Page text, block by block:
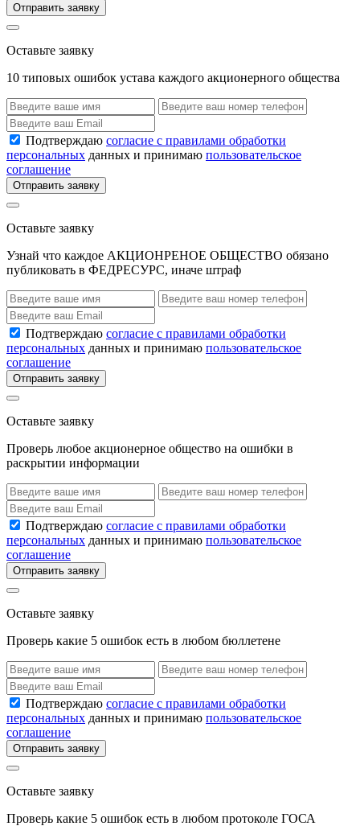
Отправить заявку
Оставьте заявку
10 типовых ошибок устава каждого акционерного общества
Подтверждаю согласие с правилами обработки
персональных данных и принимаю пользовательское
соглашение
Отправить заявку
Оставьте заявку
Узнай что каждое АКЦИОНРЕНОЕ ОБЩЕСТВО обязано
публиковать в ФЕДРЕСУРС, иначе штраф
Подтверждаю согласие с правилами обработки
персональных данных и принимаю пользовательское
соглашение
Отправить заявку
Оставьте заявку
Проверь любое акционерное общество на ошибки в
раскрытии информации
Подтверждаю согласие с правилами обработки
персональных данных и принимаю пользовательское
соглашение
Отправить заявку
Оставьте заявку
Проверь какие 5 ошибок есть в любом бюллетене
Подтверждаю согласие с правилами обработки
персональных данных и принимаю пользовательское
соглашение
Отправить заявку
Оставьте заявку
Проверь какие 5 ошибок есть в любом протоколе ГОСА